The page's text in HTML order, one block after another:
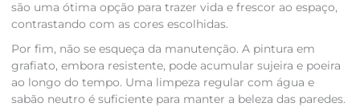
são uma ótima opção para trazer vida e frescor ao espaço,
contrastando com as cores escolhidas.
Por fim, não se esqueça da manutenção. A pintura em
grafiato, embora resistente, pode acumular sujeira e poeira
ao longo do tempo. Uma limpeza regular com água e
sabão neutro é suficiente para manter a beleza das paredes.